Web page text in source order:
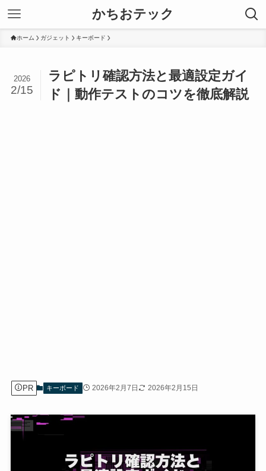
かちおテック
ホーム ガジェット キーボード
ラピトリ確認方法と最適設定ガイ
ド｜動作テストのコツを徹底解説
2026
2/15
PR キーボード 2026年2月7日 2026年2月15日